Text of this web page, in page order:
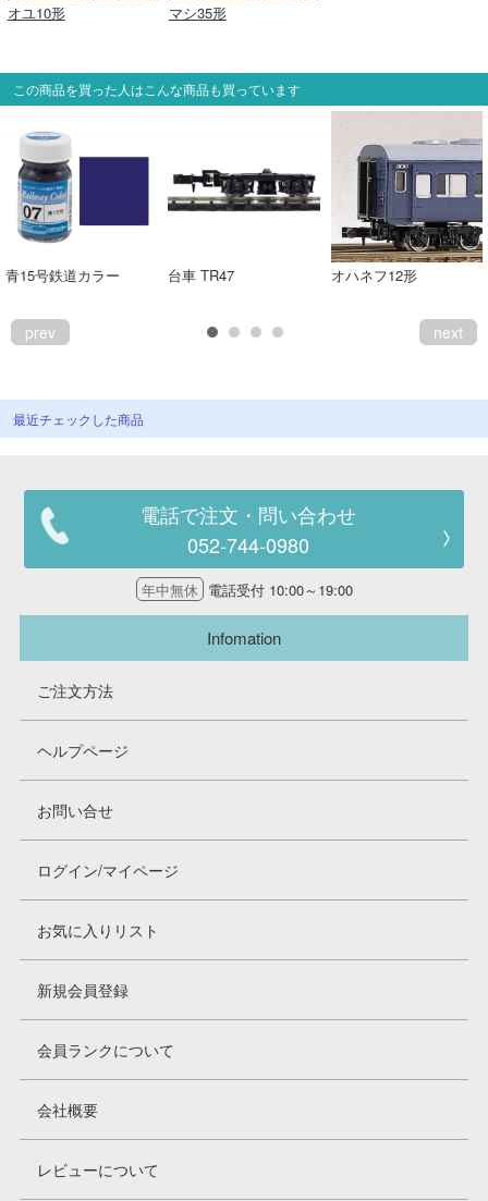
オユ10形 マシ35形
この商品を買った人はこんな商品も買っています
青15号鉄道カラー 台車 TR47 オハネフ12形
prev next
最近チェックした商品
電話で注文・問い合わせ
052-744-0980
年中無休 電話受付 10:00～19:00
Infomation
ご注文方法
ヘルプページ
お問い合せ
ログイン/マイページ
お気に入りリスト
新規会員登録
会員ランクについて
会社概要
レビューについて